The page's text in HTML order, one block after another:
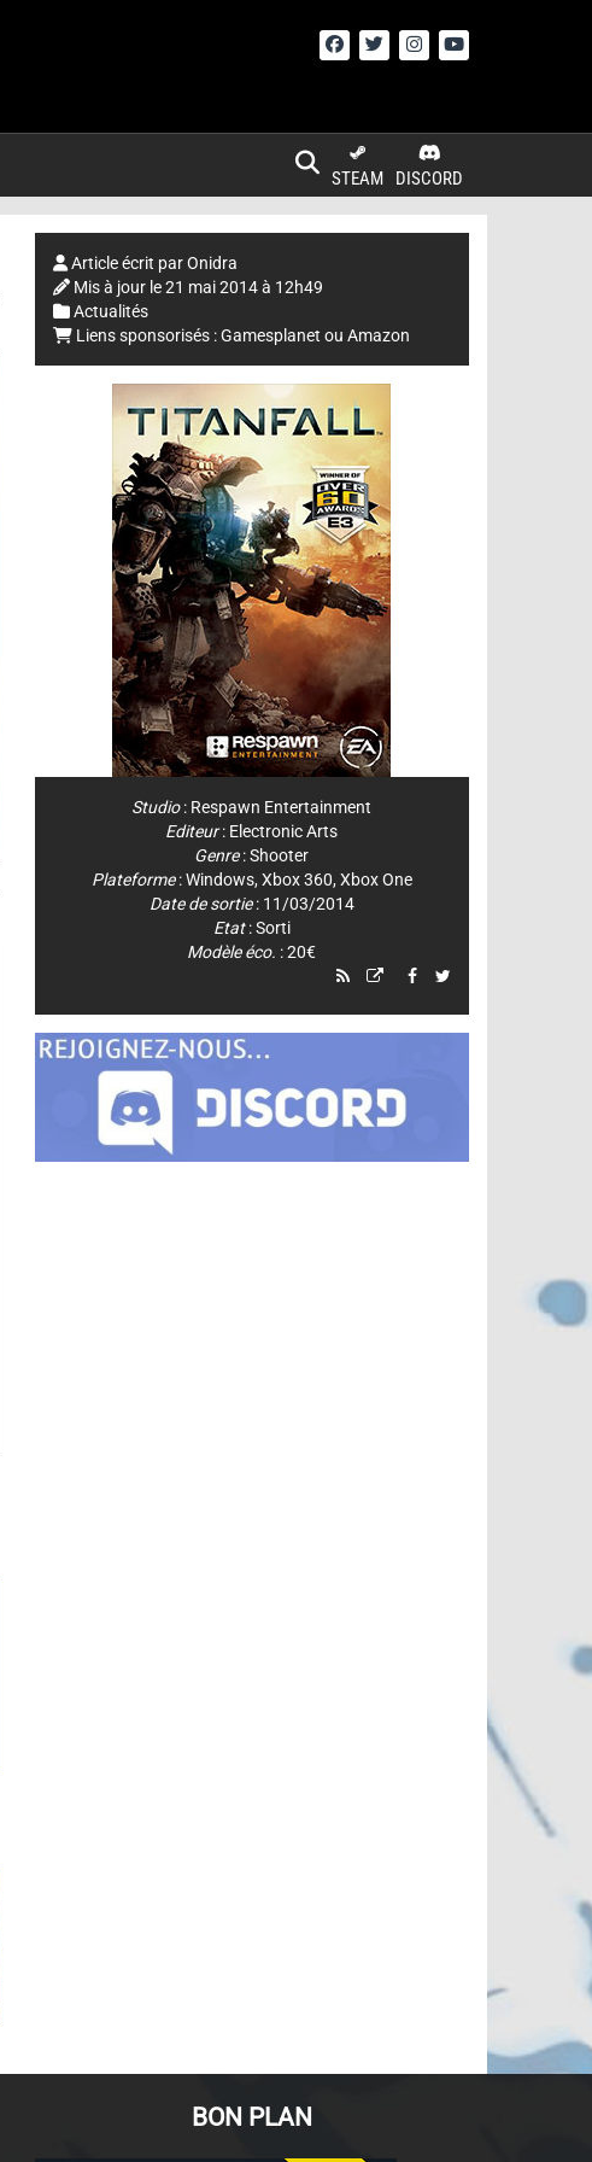
DISCORD
STEAM
Article écrit parOnidra
Mis à jour le21 mai 2014 à 12h49
Actualités
Liens sponsorisés :Gamesplanet ou Amazon
Studio: Respawn Entertainment
Editeur: Electronic Arts
Genre:Shooter
Plateforme:Windows, Xbox 360, Xbox One
Date de sortie: 11/03/2014
Etat: Sorti
Modèle éco. : 20€
BON PLAN